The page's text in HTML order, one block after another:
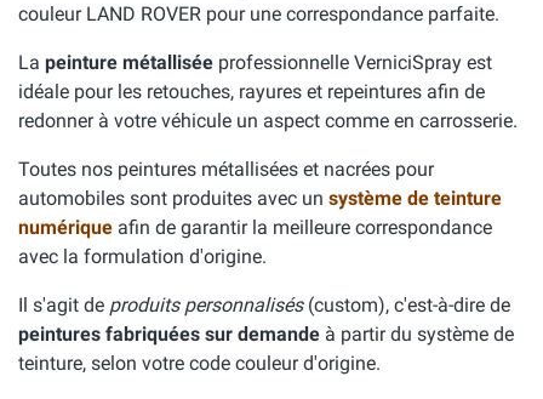
couleur LAND ROVER pour une correspondance parfaite.
La peinture métallisée professionnelle VerniciSpray est
idéale pour les retouches, rayures et repeintures afin de
redonner à votre véhicule un aspect comme en carrosserie.
Toutes nos peintures métallisées et nacrées pour
automobiles sont produites avec un système de teinture
numérique afin de garantir la meilleure correspondance
avec la formulation d'origine.
Il s'agit de produits personnalisés(custom), c'est-à-dire de
peintures fabriquées sur demande à partir du système de
teinture, selon votre code couleur d'origine.